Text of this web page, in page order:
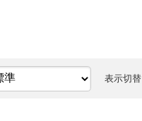
表示切替